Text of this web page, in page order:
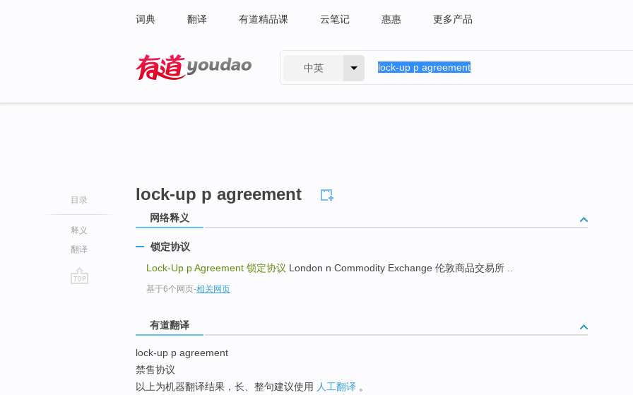
词典 翻译 有道精品课 云笔记 惠惠 更多产品
中英
目录
释义
翻译
lock-up p agreement
网络释义
锁定协议
Lock-Up p Agreement 锁定协议 London n Commodity Exchange 伦敦商品交易所 ..
基于6个网页-相关网页
有道翻译
lock-up p agreement
禁售协议
以上为机器翻译结果，长、整句建议使用 人工翻译 。